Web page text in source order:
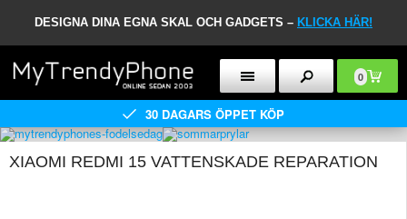
DESIGNA DINA EGNA SKAL OCH GADGETS – KLICKA HÄR!
0
30 DAGARS ÖPPET KÖP
XIAOMI REDMI 15 VATTENSKADE REPARATION